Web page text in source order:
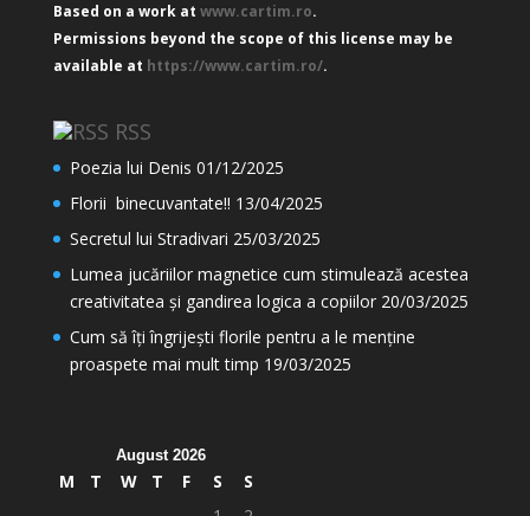
Based on a work at www.cartim.ro.
Permissions beyond the scope of this license may be
available at https://www.cartim.ro/.
RSS
Poezia lui Denis 01/12/2025
Florii binecuvantate!! 13/04/2025
Secretul lui Stradivari 25/03/2025
Lumea jucăriilor magnetice cum stimulează acestea
creativitatea și gandirea logica a copiilor 20/03/2025
Cum să îți îngrijești florile pentru a le menține
proaspete mai mult timp 19/03/2025
August 2026
M T W T F S
S